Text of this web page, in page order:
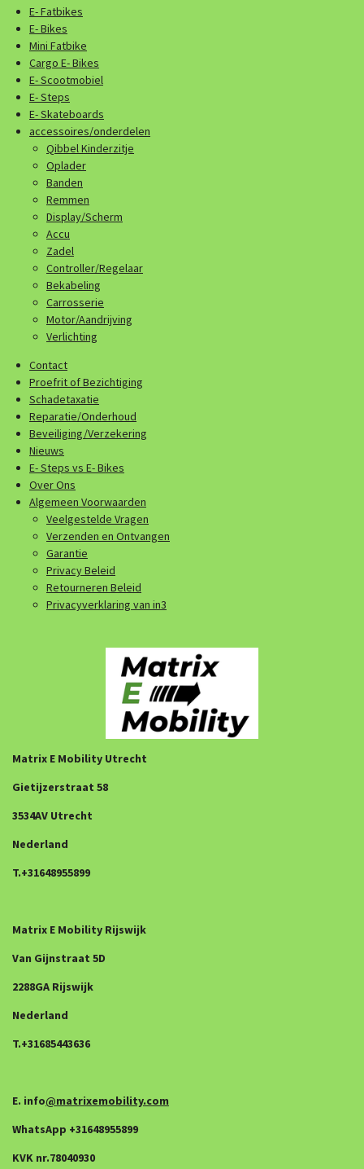
E- Fatbikes
E- Bikes
Mini Fatbike
Cargo E- Bikes
E- Scootmobiel
E- Steps
E- Skateboards
accessoires/onderdelen
Qibbel Kinderzitje
Oplader
Banden
Remmen
Display/Scherm
Accu
Zadel
Controller/Regelaar
Bekabeling
Carrosserie
Motor/Aandrijving
Verlichting
Contact
Proefrit of Bezichtiging
Schadetaxatie
Reparatie/Onderhoud
Beveiliging/Verzekering
Nieuws
E- Steps vs E- Bikes
Over Ons
Algemeen Voorwaarden
Veelgestelde Vragen
Verzenden en Ontvangen
Garantie
Privacy Beleid
Retourneren Beleid
Privacyverklaring van in3
Matrix E Mobility Utrecht
Gietijzerstraat 58
3534AV Utrecht
Nederland
T.+31648955899
Matrix E Mobility Rijswijk
Van Gijnstraat 5D
2288GA Rijswijk
Nederland
T.+31685443636
E. info@matrixemobility.com
WhatsApp +31648955899
KVK nr.78040930